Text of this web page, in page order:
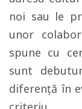
noi sau le
unor
spune cu
sunt
diferenţă în